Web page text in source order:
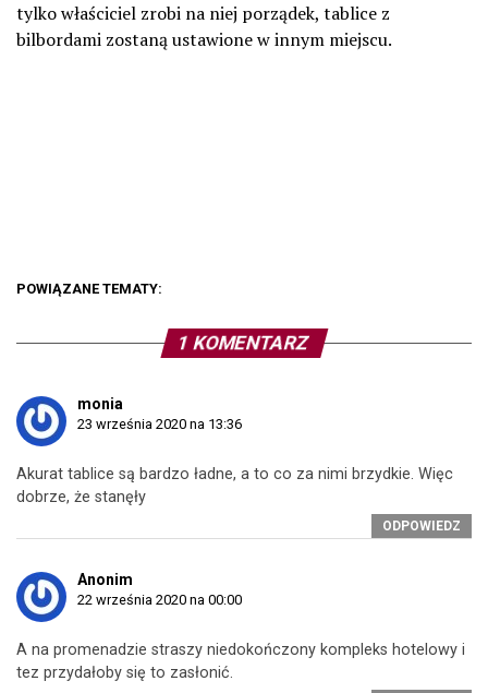
tylko właściciel zrobi na niej porządek, tablice z
bilbordami zostaną ustawione w innym miejscu.
POWIĄZANE TEMATY:
1 KOMENTARZ
monia
23 września 2020 na 13:36
Akurat tablice są bardzo ładne, a to co za nimi brzydkie. Więc
dobrze, że stanęły
ODPOWIEDZ
Anonim
22 września 2020 na 00:00
A na promenadzie straszy niedokończony kompleks hotelowy i
tez przydałoby się to zasłonić.